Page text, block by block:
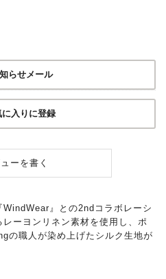
らせメール
に入りに登録
ーを書く
』との2ndコラボレーシ
ーヨンリネン素材を使用し、ポ
の職人が染め上げたシルク生地が